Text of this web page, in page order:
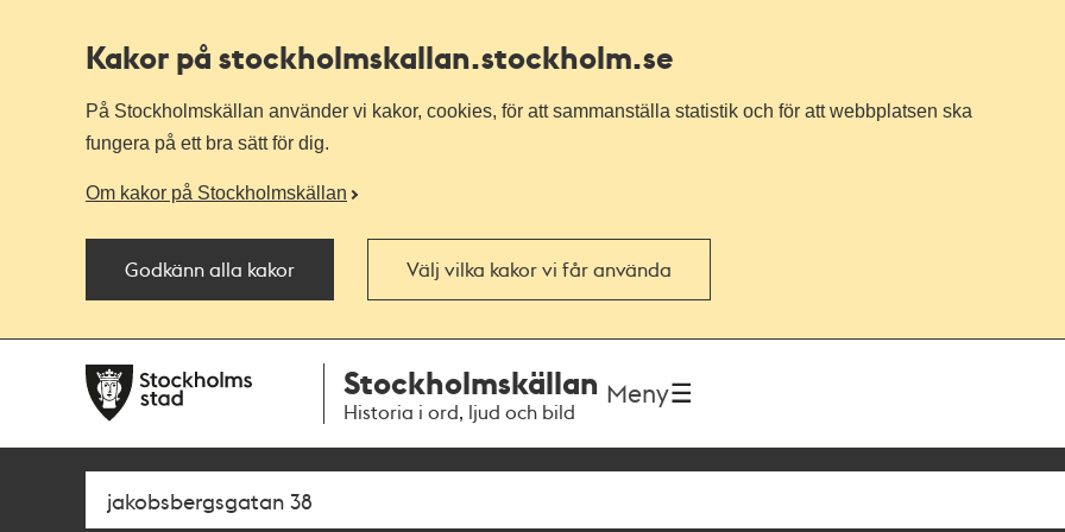
Kakor på stockholmskallan.stockholm.se
På Stockholmskällan använder vi kakor, cookies, för att sammanställa statistik och för att webbplatsen ska
fungera på ett bra sätt för dig.
Om kakor på Stockholmskällan
Godkänn alla kakor Välj vilka kakor vi får använda
navigationen
huvudinnehållet
Stockholmskällan
Historia i ord, ljud och bild
Meny
Sök